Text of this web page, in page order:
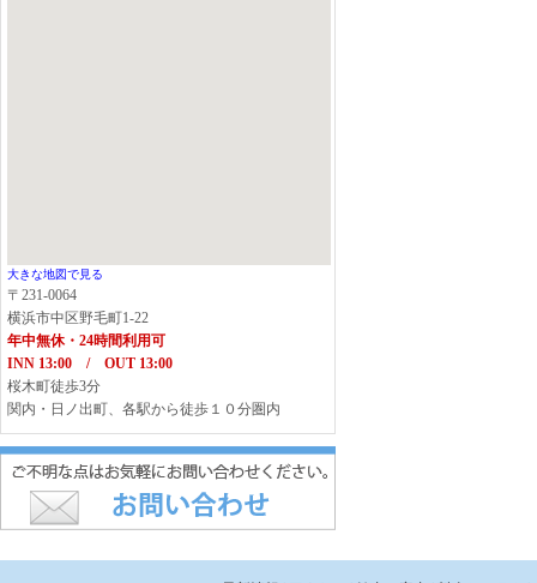
大きな地図で見る
〒231-0064
横浜市中区野毛町1-22
年中無休・24時間利用可
INN 13:00 / OUT 13:00
桜木町徒歩3分
関内・日ノ出町、各駅から徒歩１０分圏内